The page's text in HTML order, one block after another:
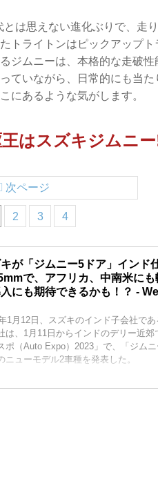
は思えない進化ぶりで、走
トライトンはピックアップ
ジムニーは、本格的な走破
ていながら、日常的にも当
にあるような気がします。
はスズキジムニ
2 3 4
次ページ
が「ジムニー5ドア」インド
で、アフリカ、中南米にも
にも期待できるかも！？ -
1月12日、スズキのインド子会社で
は、1月11日からインドのデリー近
ポ（Auto Expo）2023」で、「ジム
ニューモデル2車種を発表した。